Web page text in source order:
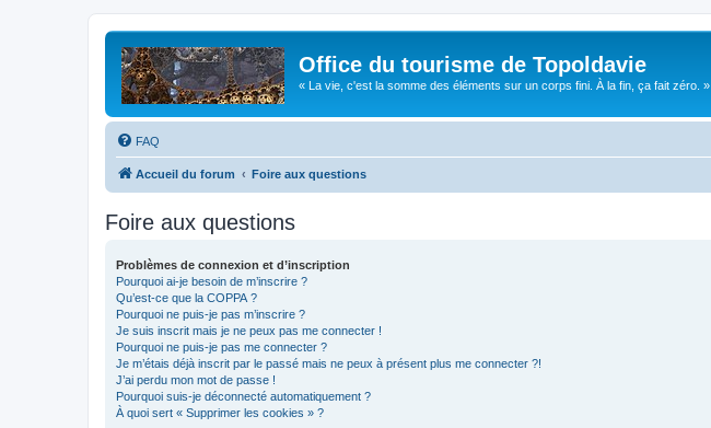
Office du tourisme de Topoldavie
« La vie, c'est la somme des éléments sur un corps fini. À la fin, ça fait zéro. »
FAQ
Accueil du forum Foire aux questions
Foire aux questions
Problèmes de connexion et d’inscription
Pourquoi ai-je besoin de m’inscrire ?
Qu’est-ce que la COPPA ?
Pourquoi ne puis-je pas m’inscrire ?
Je suis inscrit mais je ne peux pas me connecter !
Pourquoi ne puis-je pas me connecter ?
Je m’étais déjà inscrit par le passé mais ne peux à présent plus me connecter ?!
J’ai perdu mon mot de passe !
Pourquoi suis-je déconnecté automatiquement ?
À quoi sert « Supprimer les cookies » ?